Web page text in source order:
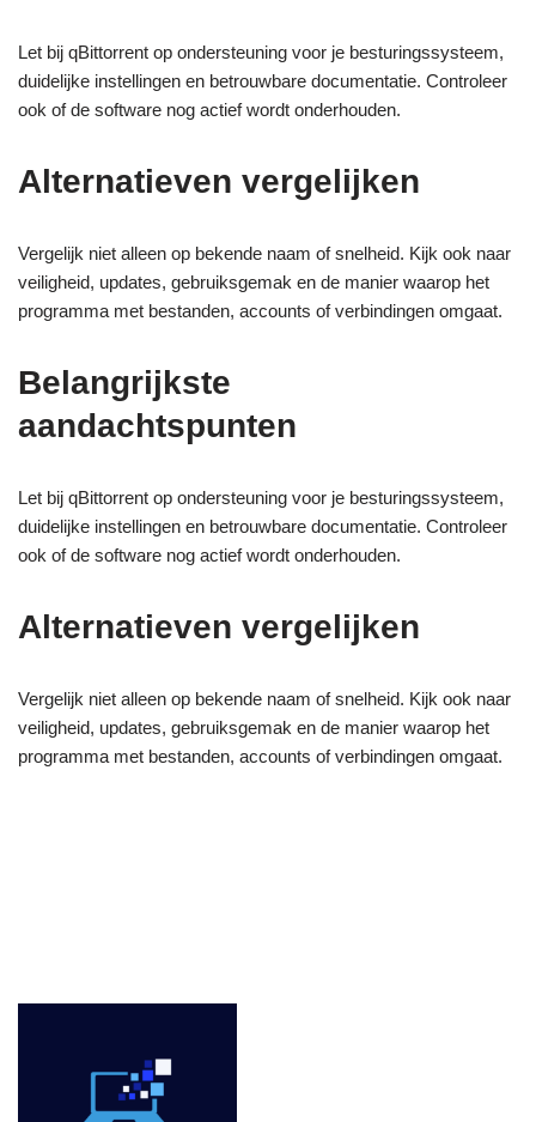
Let bij qBittorrent op ondersteuning voor je besturingssysteem,
duidelijke instellingen en betrouwbare documentatie. Controleer
ook of de software nog actief wordt onderhouden.
Alternatieven vergelijken
Vergelijk niet alleen op bekende naam of snelheid. Kijk ook naar
veiligheid, updates, gebruiksgemak en de manier waarop het
programma met bestanden, accounts of verbindingen omgaat.
Belangrijkste
aandachtspunten
Let bij qBittorrent op ondersteuning voor je besturingssysteem,
duidelijke instellingen en betrouwbare documentatie. Controleer
ook of de software nog actief wordt onderhouden.
Alternatieven vergelijken
Vergelijk niet alleen op bekende naam of snelheid. Kijk ook naar
veiligheid, updates, gebruiksgemak en de manier waarop het
programma met bestanden, accounts of verbindingen omgaat.